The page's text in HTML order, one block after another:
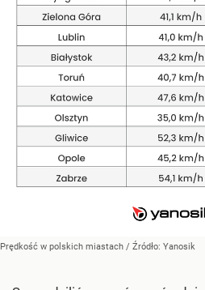
Prędkość w polskich miastach / Źródło: Yanosik